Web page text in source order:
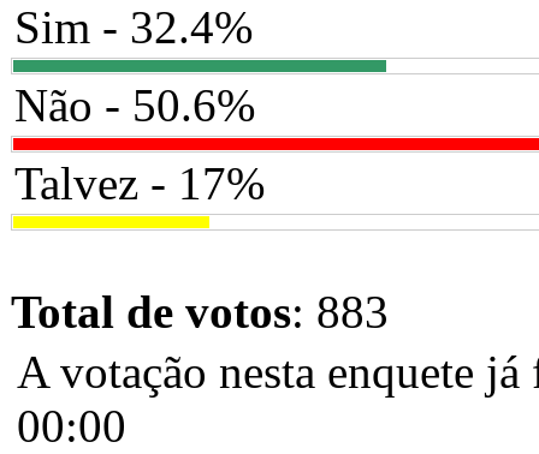
Sim - 32.4%
Não - 50.6%
Talvez - 17%
Total de votos: 883
A votação nesta enquete
00:00